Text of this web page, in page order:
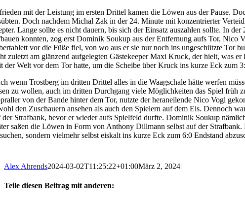
mit der Leistung im ersten Drittel kamen die Löwen aus der Pause.
Doch nachdem Michal Zak in der 24. Minute mit konzentrierter
Lange sollte es nicht dauern, bis sich der Einsatz auszahlen sollte. In
konnten, zog erst Dominik Soukup aus der Entfernung aufs Tor, Nico
vor die Füße fiel, von wo aus er sie nur noch ins ungeschützte Tor
zuletzt am glänzend aufgelegten Gästekeeper Maxi Kruck, der hielt, was
der Welt vor dem Tor hatte, um die Scheibe über Kruck ins kurze Eck zum
wenn Trostberg im dritten Drittel alles in die Waagschale hätte werfen
zu wollen, auch im dritten Durchgang viele Möglichkeiten das Spiel früh
von der Bande hinter dem Tor, nutzte der heraneilende Nico Vogl
den Zuschauern ansehen als auch den Spielern auf dem Eis. Dennoch
der Strafbank, bevor er wieder aufs Spielfeld durfte. Dominik Soukup
saßen die Löwen in Form von Anthony Dillmann selbst auf der
sondern vielmehr selbst eiskalt ins kurze Eck zum 6:0 Endstand
Alex Ahrends2024-03-02T11:25:22+01:00März 2, 2024|
Teile diesen Beitrag mit anderen: